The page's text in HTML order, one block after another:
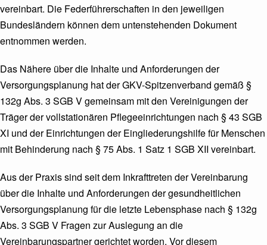
vereinbart. Die Federführerschaften in den jeweiligen
Bundesländern können dem untenstehenden Dokument
entnommen werden.
Das Nähere über die Inhalte und Anforderungen der
Versorgungsplanung hat der GKV-Spitzenverband gemäß §
132g Abs. 3 SGB V gemeinsam mit den Vereinigungen der
Träger der vollstationären Pflegeeinrichtungen nach § 43 SGB
XI und der Einrichtungen der Eingliederungshilfe für Menschen
mit Behinderung nach § 75 Abs. 1 Satz 1 SGB XII vereinbart.
Aus der Praxis sind seit dem Inkrafttreten der Vereinbarung
über die Inhalte und Anforderungen der gesundheitlichen
Versorgungsplanung für die letzte Lebensphase nach § 132g
Abs. 3 SGB V Fragen zur Auslegung an die
Vereinbarungspartner gerichtet worden. Vor diesem